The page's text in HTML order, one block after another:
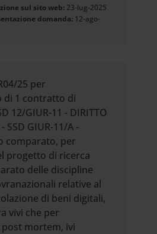
sul sito web: 23-lug-2025
domanda: 12-ago-
25 per
di 1 contratto di
12/GIUR-11 - DIRITTO
SSD GIUR-11/A -
comparato, per
progetto di ricerca
delle discipline
relative al
di beni digitali,
vivi che per
mortem, ivi